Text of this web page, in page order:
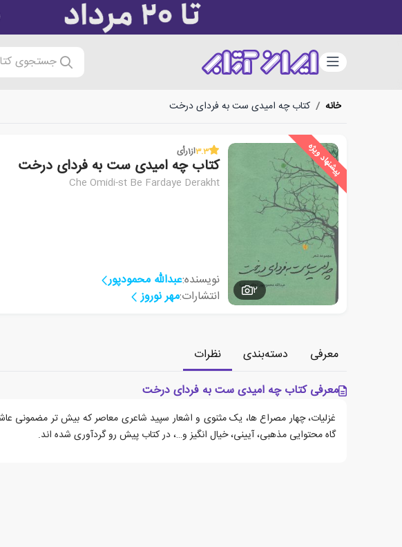
دسته‌بندی جستجوی
خانه / کتاب چه امیدی ست به فردای درخت
پیشنهاد ویژه
2
3.3از1رأی
کتاب چه امیدی ست به فردای درخت
Che Omidi-st Be Fardaye Derakht
نویسنده:عبدالله محمودپور
انتشارات:مهر نوروز
معرفی دسته‌بندی
نظرات
معرفی کتاب چه امیدی ست به فردای درخت
غزلیات، چهار مصراع ها، یک مثنوی و اشعار سپید شاعری معاصر که بیش تر مضمونی
گاه محتوایی مذهبی، آیینی، خیال انگیز و…، در کتاب پیش رو گردآوری شده اند.